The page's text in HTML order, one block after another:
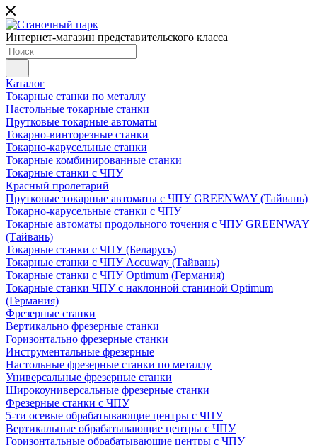
Интернет-магазин представительского класса
Каталог
Токарные станки по металлу
Настольные токарные станки
Прутковые токарные автоматы
Токарно-винторезные станки
Токарно-карусельные станки
Токарные комбинированные станки
Токарные станки с ЧПУ
Красный пролетарий
Прутковые токарные автоматы с ЧПУ GREENWAY (Тайвань)
Токарно-карусельные станки с ЧПУ
Токарные автоматы продольного точения с ЧПУ GREENWAY
(Тайвань)
Токарные станки с ЧПУ (Беларусь)
Токарные станки с ЧПУ Accuway (Тайвань)
Токарные станки с ЧПУ Optimum (Германия)
Токарные станки ЧПУ с наклонной станиной Optimum
(Германия)
Фрезерные станки
Вертикально фрезерные станки
Горизонтально фрезерные станки
Инструментальные фрезерные
Настольные фрезерные станки по металлу
Универсальные фрезерные станки
Широкоуниверсальные фрезерные станки
Фрезерные станки с ЧПУ
5-ти осевые обрабатывающие центры с ЧПУ
Вертикальные обрабатывающие центры с ЧПУ
Горизонтальные обрабатывающие центры с ЧПУ